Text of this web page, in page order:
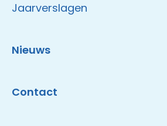
Jaarverslagen
Nieuws
Contact